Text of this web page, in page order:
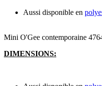
Aussi disponible en
Mini O'Gee contemporaine
DIMENSIONS: